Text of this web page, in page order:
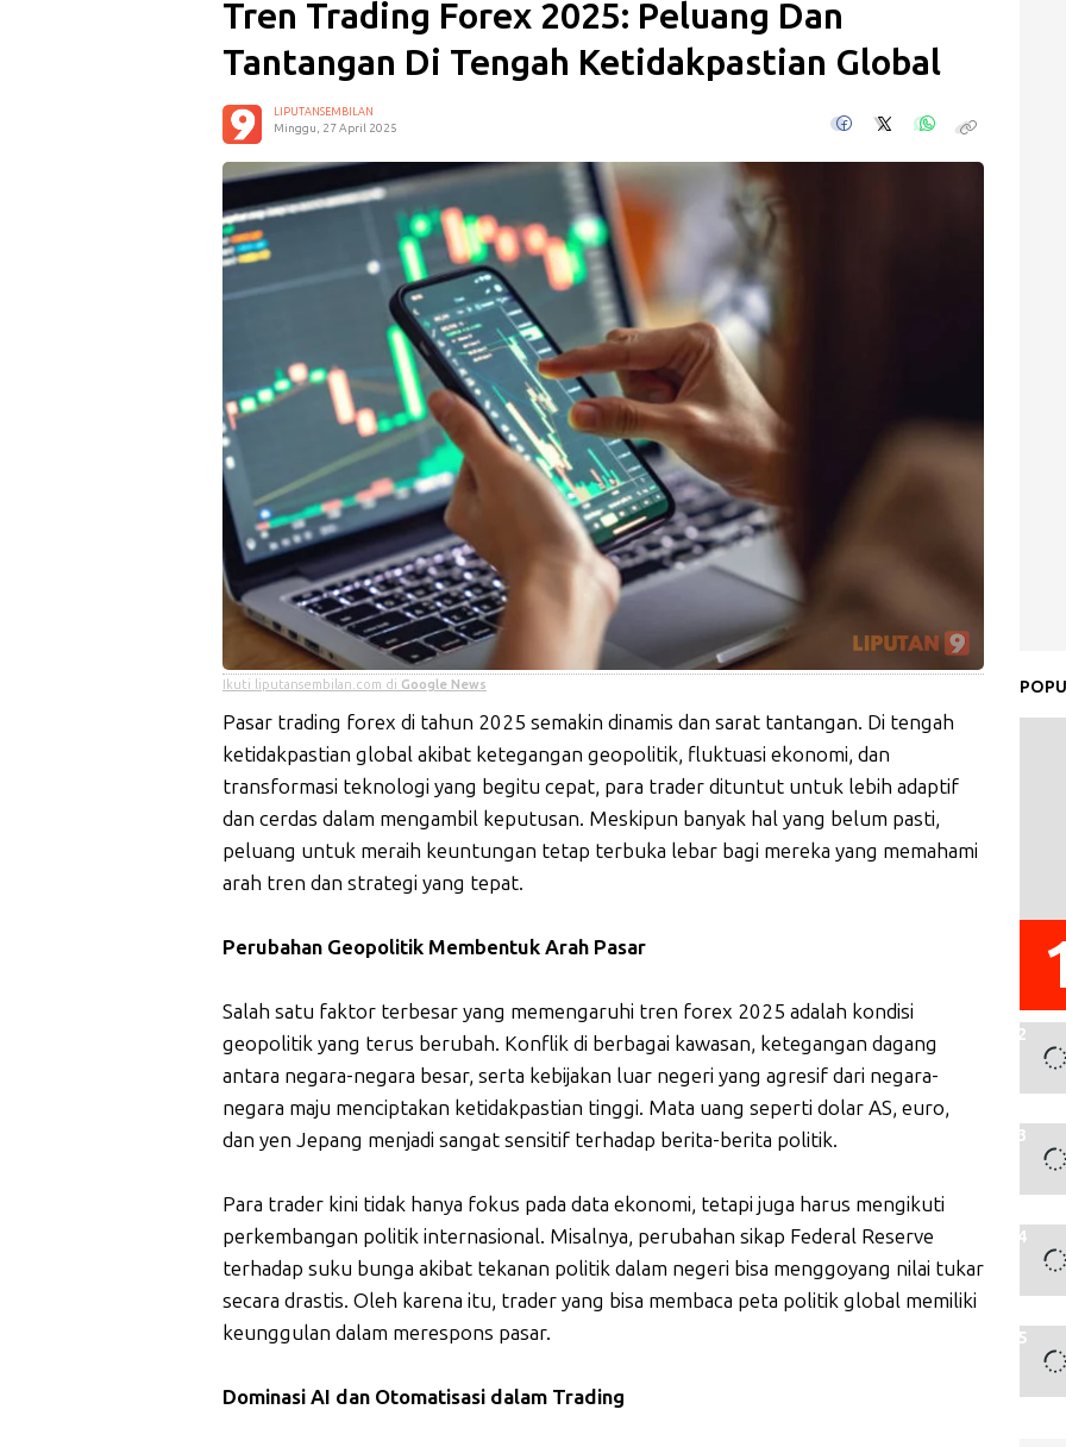
Tren Trading Forex 2025: Peluang Dan
Tantangan Di Tengah Ketidakpastian Global
LIPUTANSEMBILAN
Minggu, 27 April 2025
Ikuti liputansembilan.com di Google News
Pasar trading forex di tahun 2025 semakin dinamis dan sarat tantangan. Di tengah
ketidakpastian global akibat ketegangan geopolitik, fluktuasi ekonomi, dan
transformasi teknologi yang begitu cepat, para trader dituntut untuk lebih adaptif
dan cerdas dalam mengambil keputusan. Meskipun banyak hal yang belum pasti,
peluang untuk meraih keuntungan tetap terbuka lebar bagi mereka yang memahami
arah tren dan strategi yang tepat.
Perubahan Geopolitik Membentuk Arah Pasar
Salah satu faktor terbesar yang memengaruhi tren forex 2025 adalah kondisi
geopolitik yang terus berubah. Konflik di berbagai kawasan, ketegangan dagang
antara negara-negara besar, serta kebijakan luar negeri yang agresif dari negara-
negara maju menciptakan ketidakpastian tinggi. Mata uang seperti dolar AS, euro,
dan yen Jepang menjadi sangat sensitif terhadap berita-berita politik.
Para trader kini tidak hanya fokus pada data ekonomi, tetapi juga harus mengikuti
perkembangan politik internasional. Misalnya, perubahan sikap Federal Reserve
terhadap suku bunga akibat tekanan politik dalam negeri bisa menggoyang nilai tukar
secara drastis. Oleh karena itu, trader yang bisa membaca peta politik global memiliki
keunggulan dalam merespons pasar.
Dominasi AI dan Otomatisasi dalam Trading